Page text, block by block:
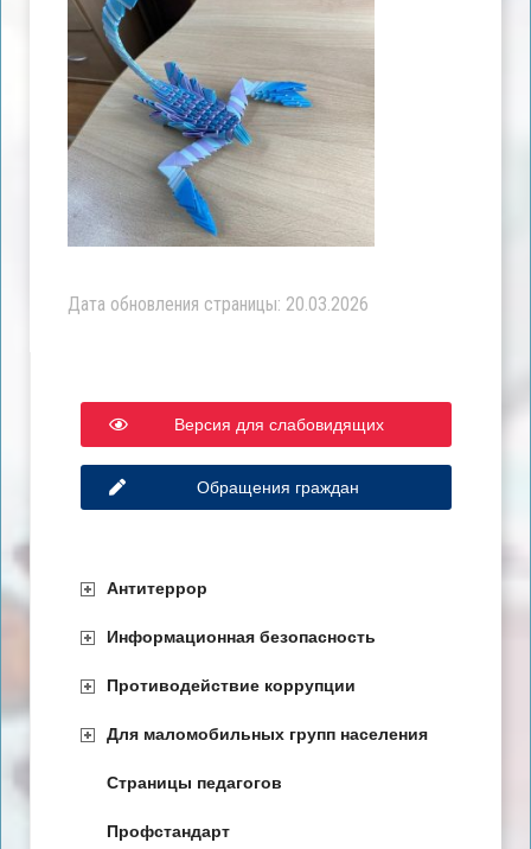
Дата обновления страницы: 20.03.2026
Версия для слабовидящих
Обращения граждан
Антитеррор
Информационная безопасность
Противодействие коррупции
Для маломобильных групп населения
Страницы педагогов
Профстандарт